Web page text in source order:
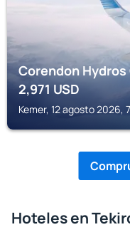
Corendon
2,971USD
Kemer, 12 agosto 2026,
Hoteles en